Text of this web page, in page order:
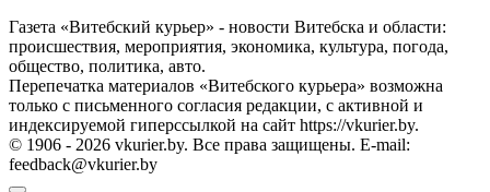
Газета «Витебский курьер» - новости Витебска и области:
происшествия, мероприятия, экономика, культура, погода,
общество, политика, авто.
Перепечатка материалов «Витебского курьера» возможна
только с письменного согласия редакции, с активной и
индексируемой гиперссылкой на сайт https://vkurier.by.
© 1906 - 2026 vkurier.by. Все права защищены. E-mail:
feedback@vkurier.by